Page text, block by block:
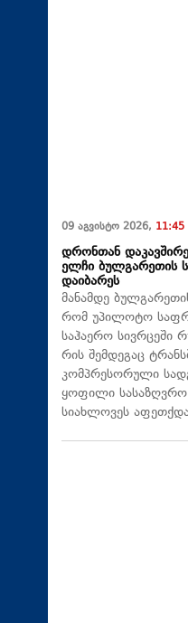
09 აგვისტო 2026, 11:45
დრონთან
ელჩი ბულგარეთის
დაიბარეს
მანამდე
რომ უპილოტო
საჰაერო სივრცეში
რის შემდეგაც
კომპრესორული
ყოფილი სასაზღვრო
სიახლოვეს